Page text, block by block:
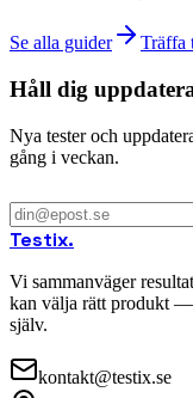
Se alla guider Träffa
Håll dig
Nya tester och
gång i veckan.
Testix.
Vi sammanväger
kan välja rätt produkt —
själv.
kontakt@testix.se